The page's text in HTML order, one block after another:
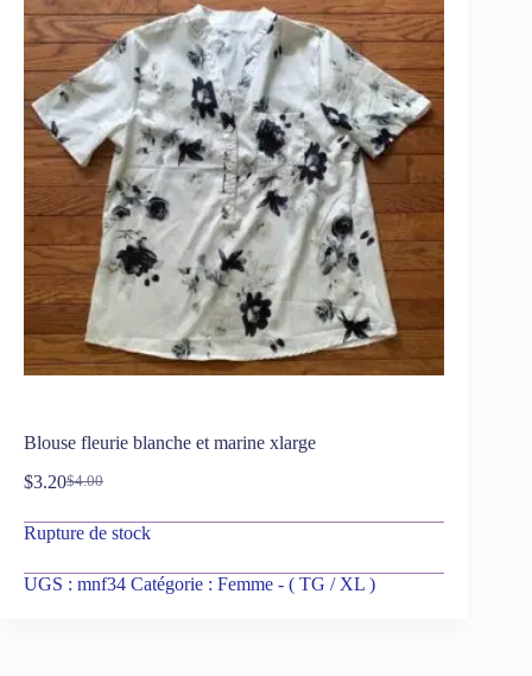
Blouse fleurie blanche et marine xlarge
$4.00
$3.20
Rupture de stock
UGS : mnf34 Catégorie : Femme - ( TG / XL )